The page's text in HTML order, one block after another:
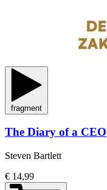
fragment
The Diary of a CEO
Steven Bartlett
€ 14,99